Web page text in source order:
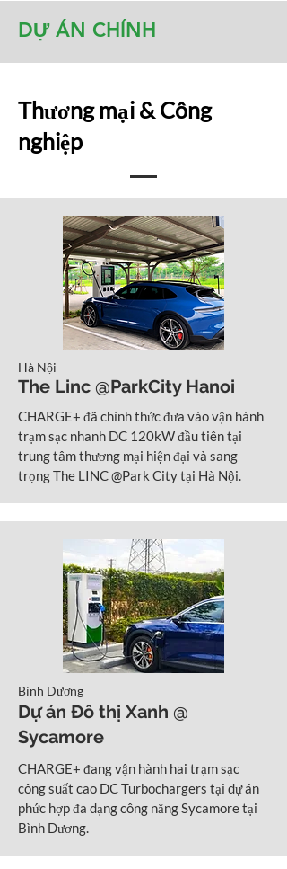
DỰ ÁN CHÍNH
Thương mại & Công
nghiệp
Hà Nội
The Linc @ParkCity Hanoi
CHARGE+ đã chính thức đưa vào vận hành
trạm sạc nhanh DC 120kW đầu tiên tại
trung tâm thương mại hiện đại và sang
trọng The LINC @Park City tại Hà Nội.
Bình Dương
Dự án Đô thị Xanh @
Sycamore
CHARGE+ đang vận hành hai trạm sạc
công suất cao DC Turbochargers tại dự án
phức hợp đa dạng công năng Sycamore tại
Bình Dương.